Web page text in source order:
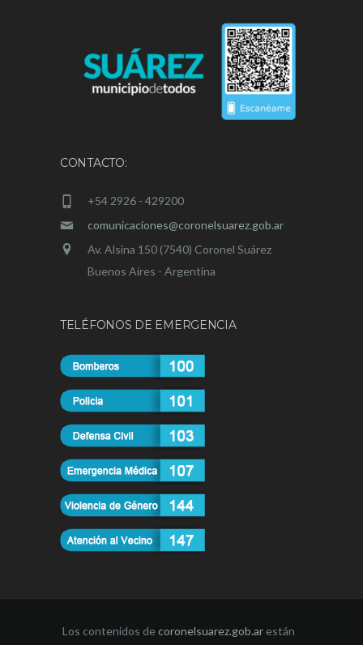
CONTACTO:
+54 2926 - 429200
comunicaciones@coronelsuarez.gob.ar
Av. Alsina 150 (7540) Coronel Suárez
Buenos Aires - Argentina
TELÉFONOS DE EMERGENCIA
Los contenidos decoronelsuarez.gob.ar están